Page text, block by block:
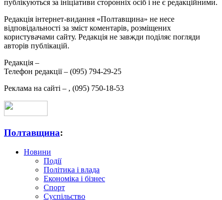
публікуються за ініціативи сторонніх осіб і не є редакційними.
Редакція інтернет-видання «Полтавщина» не несе
відповідальності за зміст коментарів, розміщених
користувачами сайту. Редакція не завжди поділяє погляди
авторів публікацій.
Редакція –
Телефон редакції – (095) 794-29-25
Реклама на сайті – , (095) 750-18-53
Полтавщина:
Новини
Події
Політика і влада
Економіка і бізнес
Спорт
Суспільство